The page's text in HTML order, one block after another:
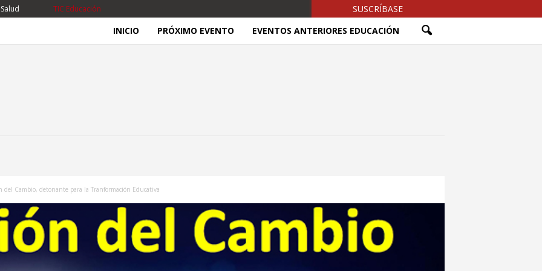
TIC Educación
SUSCRÍBASE
INICIO
PRÓXIMO EVENTO EVENTOS ANTERIORES EDUCACIÓN
del Cambio, detonante para la Tranformación Educativa